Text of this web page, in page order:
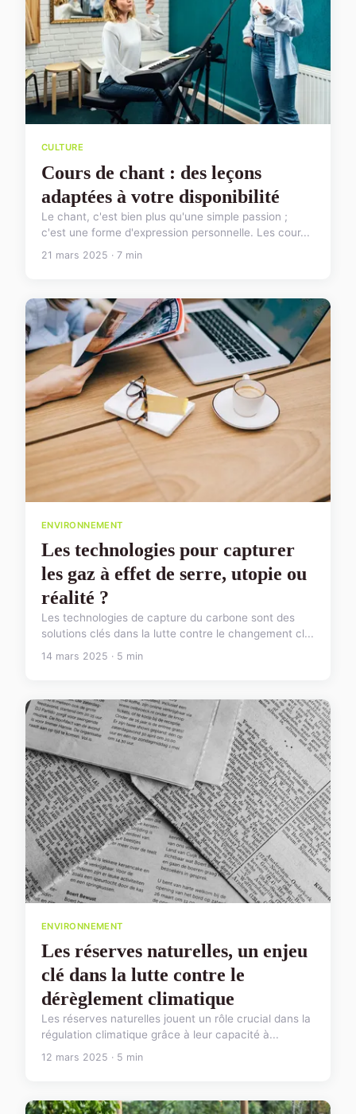
CULTURE
Cours de chant : des leçons
adaptées à votre disponibilité
Le chant, c'est bien plus qu'une simple passion ;
c'est une forme d'expression personnelle. Les cour...
21 mars 2025 · 7 min
ENVIRONNEMENT
Les technologies pour capturer
les gaz à effet de serre, utopie ou
réalité ?
Les technologies de capture du carbone sont des
solutions clés dans la lutte contre le changement cl...
14 mars 2025 · 5 min
ENVIRONNEMENT
Les réserves naturelles, un enjeu
clé dans la lutte contre le
dérèglement climatique
Les réserves naturelles jouent un rôle crucial dans la
régulation climatique grâce à leur capacité à...
12 mars 2025 · 5 min